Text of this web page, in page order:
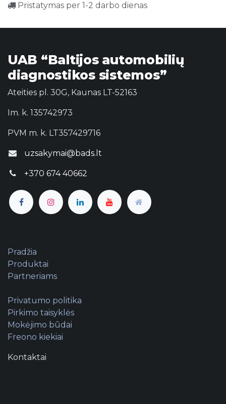
Pristatymas per 1-2 darbo dienas
UAB “Baltijos automobilių
diagnostikos sistemos”
Ateities pl. 30G, Kaunas LT-52163
Im. k. 135742973
PVM m. k. LT357429716
uzsakymai@bads.lt
+370 674 40662
Pradžia
Produktai
Partneriams
Privatumo politika
Pirkimo taisyklės
Mokėjimo būdai
Freono kiekiai
Kontaktai